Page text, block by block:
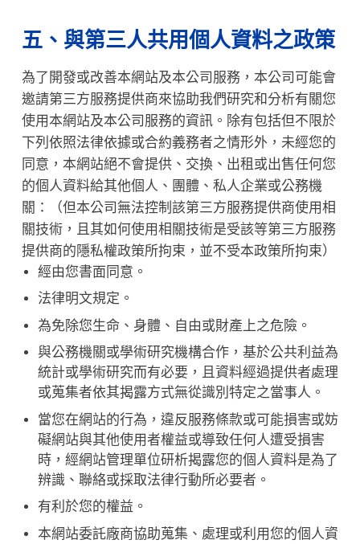
五、與第三人共用個人資料之政策
為了開發或改善本網站及本公司服務，本公司可能會
邀請第三方服務提供商來協助我們研究和分析有關您
使用本網站及本公司服務的資訊。除有包括但不限於
下列依照法律依據或合約義務者之情形外，未經您的
同意，本網站絕不會提供、交換、出租或出售任何您
的個人資料給其他個人、團體、私人企業或公務機
關：（但本公司無法控制該第三方服務提供商使用相
關技術，且其如何使用相關技術是受該等第三方服務
提供商的隱私權政策所拘束，並不受本政策所拘束）
經由您書面同意。
法律明文規定。
為免除您生命、身體、自由或財產上之危險。
與公務機關或學術研究機構合作，基於公共利益為
統計或學術研究而有必要，且資料經過提供者處理
或蒐集者依其揭露方式無從識別特定之當事人。
當您在網站的行為，違反服務條款或可能損害或妨
礙網站與其他使用者權益或導致任何人遭受損害
時，經網站管理單位研析揭露您的個人資料是為了
辨識、聯絡或採取法律行動所必要者。
有利於您的權益。
本網站委託廠商協助蒐集、處理或利用您的個人資